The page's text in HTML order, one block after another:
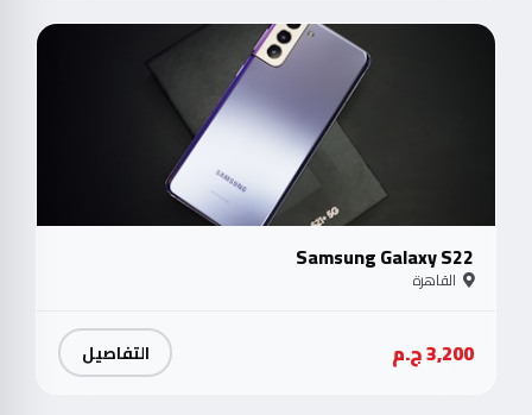
Samsung Galaxy S22
القاهرة
3,200 ج.م التفاصيل